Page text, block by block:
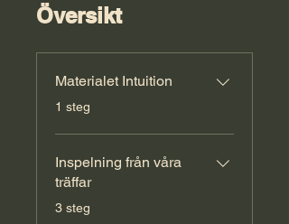
Översikt
Materialet Intuition
.1 steg
Inspelning från våra
träffar
.3 steg